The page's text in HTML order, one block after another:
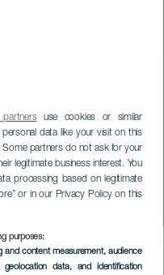
use cookies or similar
data like your visit on this
Some partners do not ask for your
legitimate business interest. You
processing based on legitimate
or in our Privacy Policy on this
purposes:
and content measurement, audience
data, and identification